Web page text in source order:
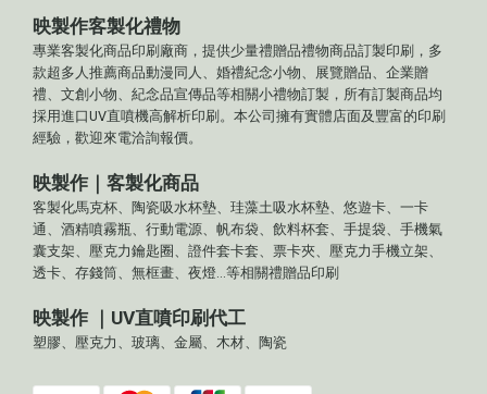
映製作客製化禮物
專業客製化商品印刷廠商，提供少量禮贈品禮物商品訂製印刷，多
款超多人推薦商品動漫同人、婚禮紀念小物、展覽贈品、企業贈
禮、文創小物、紀念品宣傳品等相關小禮物訂製，所有訂製商品均
採用進口UV直噴機高解析印刷。本公司擁有實體店面及豐富的印刷
經驗，歡迎來電洽詢報價。
映製作｜客製化商品
客製化馬克杯、陶瓷吸水杯墊、珪藻土吸水杯墊、悠遊卡、一卡
通、酒精噴霧瓶、行動電源、帆布袋、飲料杯套、手提袋、手機氣
囊支架、壓克力鑰匙圈、證件套卡套、票卡夾、壓克力手機立架、
透卡、存錢筒、無框畫、夜燈...等相關禮贈品印刷
映製作 ｜UV直噴印刷代工
塑膠、壓克力、玻璃、金屬、木材、陶瓷